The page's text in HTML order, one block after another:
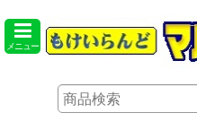
メニュー